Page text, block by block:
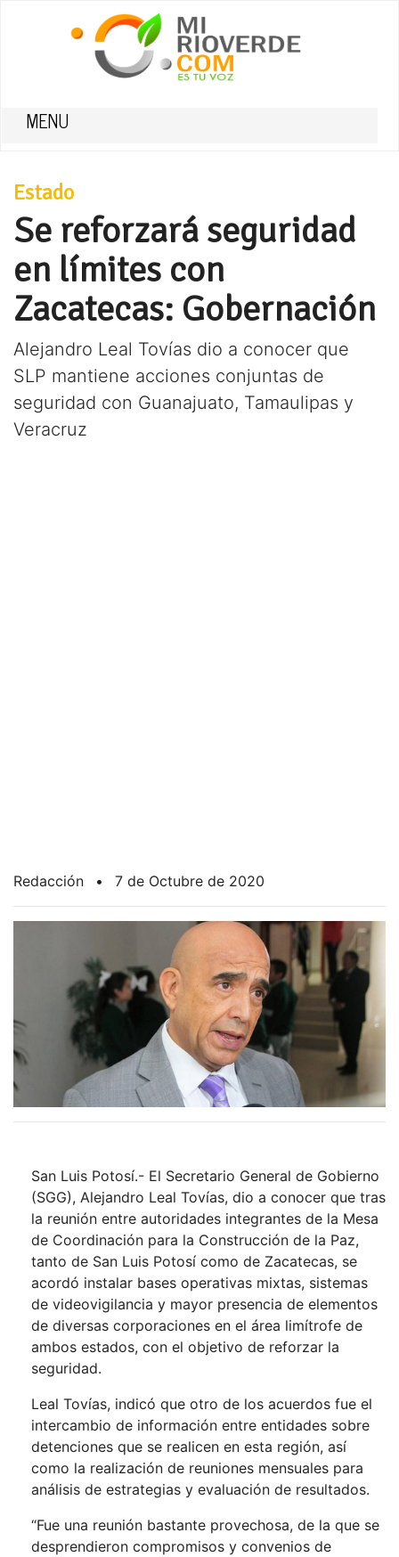
MENU
Estado
Se reforzará seguridad
en límites con
Zacatecas: Gobernación
Alejandro Leal Tovías dio a conocer que
SLP mantiene acciones conjuntas de
seguridad con Guanajuato, Tamaulipas y
Veracruz
Redacción • 7 de Octubre de 2020
San Luis Potosí.- El Secretario General de Gobierno
(SGG), Alejandro Leal Tovías, dio a conocer que tras
la reunión entre autoridades integrantes de la Mesa
de Coordinación para la Construcción de la Paz,
tanto de San Luis Potosí como de Zacatecas, se
acordó instalar bases operativas mixtas, sistemas
de videovigilancia y mayor presencia de elementos
de diversas corporaciones en el área limítrofe de
ambos estados, con el objetivo de reforzar la
seguridad.
Leal Tovías, indicó que otro de los acuerdos fue el
intercambio de información entre entidades sobre
detenciones que se realicen en esta región, así
como la realización de reuniones mensuales para
análisis de estrategias y evaluación de resultados.
“Fue una reunión bastante provechosa, de la que se
desprendieron compromisos y convenios de